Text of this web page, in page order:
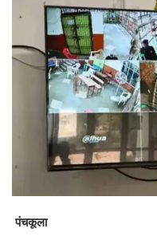
पंचकूला